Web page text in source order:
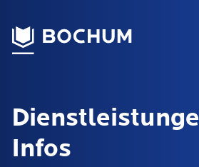
Infos
Übersetzung wählen
Deutsch